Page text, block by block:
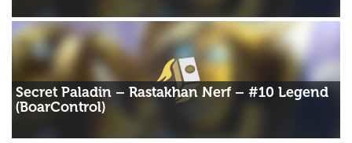
Secret Paladin – Rastakhan Nerf – #10 Legend
(BoarControl)